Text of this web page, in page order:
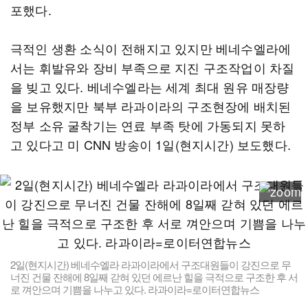
포했다.
극적인 생환 소식이 전해지고 있지만 베네수엘라에
서는 휘발유와 장비 부족으로 지진 구조작업이 차질
을 빚고 있다. 베네수엘라는 세계 최대 원유 매장량
을 보유했지만 북부 라과이라의 구조현장에 배치된
정부 소유 굴착기는 연료 부족 탓에 가동되지 못하
고 있다고 미 CNN 방송이 1일(현지시간) 보도했다.
2일(현지시간) 베네수엘라 라과이라에서 구조대원들이 강진으로 무
너진 건물 잔해에 8일째 갇혀 있던 에르난 힐을 극적으로 구조한 후 서
로 껴안으며 기쁨을 나누고 있다. 라과이라=로이터연합뉴스